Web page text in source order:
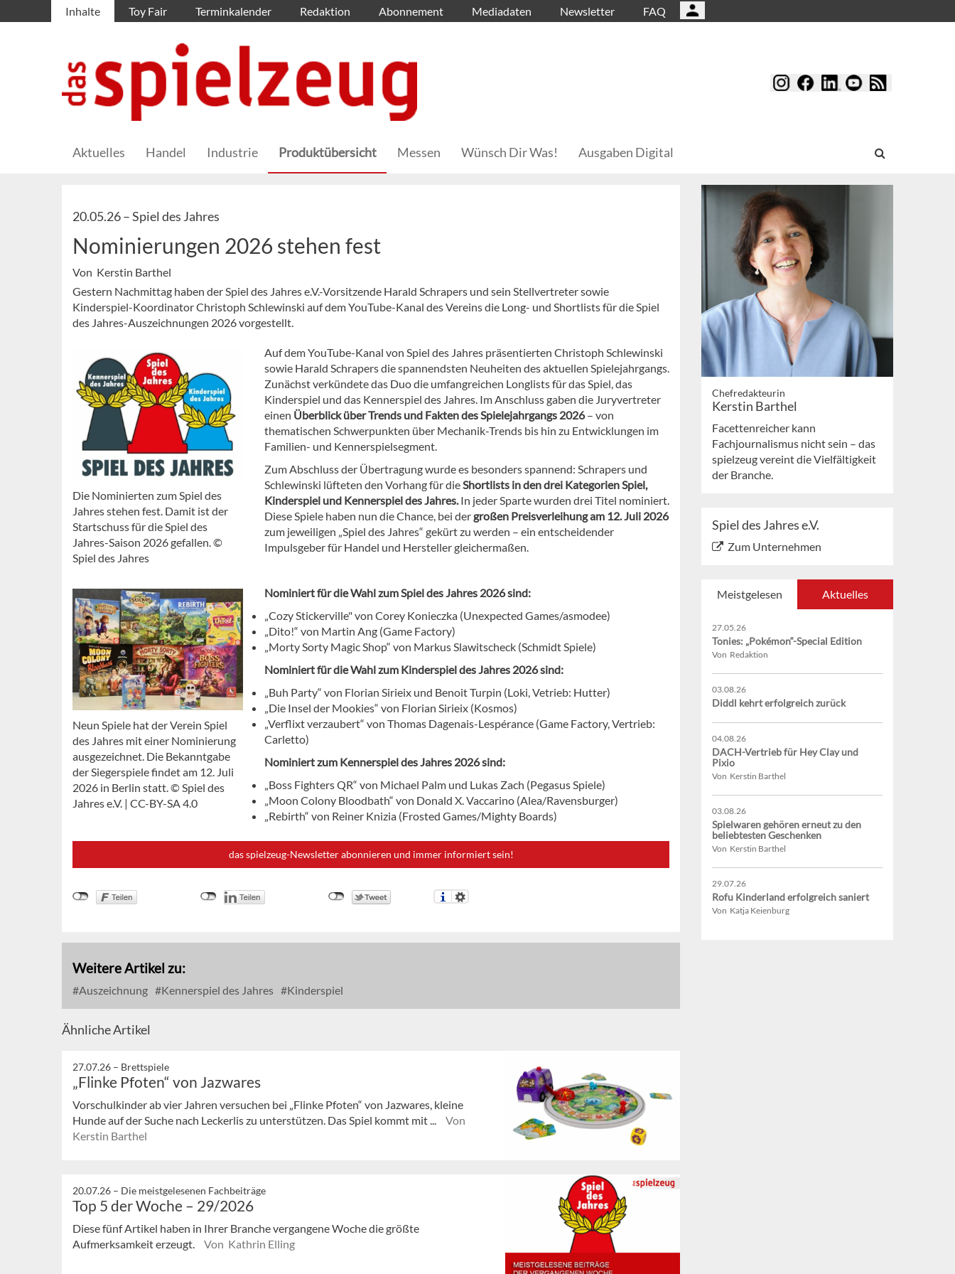
Inhalte Toy Fair Terminkalender Redaktion Abonnement Mediadaten Newsletter FAQ
Aktuelles Handel Industrie Produktübersicht Messen Wünsch Dir Was! Ausgaben Digital
20.05.26 –Spiel des Jahres
Nominierungen 2026 stehen fest
Von Kerstin Barthel
Gestern Nachmittag haben der Spiel des Jahres e.V.-Vorsitzende Harald Schrapers und sein Stellvertreter sowie
Kinderspiel-Koordinator Christoph Schlewinski auf dem YouTube-Kanal des Vereins die Long- und Shortlists für die Spiel
des Jahres-Auszeichnungen 2026 vorgestellt.
Die Nominierten zum Spiel des
Jahres stehen fest. Damit ist der
Startschuss für die Spiel des
Jahres-Saison 2026 gefallen. ©
Spiel des Jahres
Neun Spiele hat der Verein Spiel
des Jahres mit einer Nominierung
ausgezeichnet. Die Bekanntgabe
der Siegerspiele findet am 12. Juli
2026 in Berlin statt. © Spiel des
Jahres e.V. | CC-BY-SA 4.0
Auf dem YouTube-Kanal von Spiel des Jahres präsentierten Christoph Schlewinski
sowie Harald Schrapers die spannendsten Neuheiten des aktuellen Spielejahrgangs.
Zunächst verkündete das Duo die umfangreichen Longlists für das Spiel, das
Kinderspiel und das Kennerspiel des Jahres. Im Anschluss gaben die Juryvertreter
einen Überblick über Trends und Fakten des Spielejahrgangs 2026– von
thematischen Schwerpunkten über Mechanik-Trends bis hin zu Entwicklungen im
Familien- und Kennerspielsegment.
Zum Abschluss der Übertragung wurde es besonders spannend: Schrapers und
Schlewinski lüfteten den Vorhang für dieShortlists in den drei Kategorien Spiel,
Kinderspiel und Kennerspiel des Jahres.In jeder Sparte wurden drei Titel nominiert.
Diese Spiele haben nun die Chance, bei dergroßen Preisverleihung am 12. Juli 2026
zum jeweiligen „Spiel des Jahres“ gekürt zu werden – ein entscheidender
Impulsgeber für Handel und Hersteller gleichermaßen.
Nominiert für die Wahl zum Spiel des Jahres 2026 sind:
„Cozy Stickerville" von Corey Konieczka (Unexpected Games/asmodee)
„Dito!“ von Martin Ang (Game Factory)
„Morty Sorty Magic Shop“ von Markus Slawitscheck (Schmidt Spiele)
Nominiert für die Wahl zum Kinderspiel des Jahres 2026 sind:
„Buh Party“ von Florian Sirieix und Benoit Turpin (Loki, Vetrieb: Hutter)
„Die Insel der Mookies“ von Florian Sirieix (Kosmos)
„Verflixt verzaubert“ von Thomas Dagenais-Lespérance (Game Factory, Vertrieb:
Carletto)
Nominiert zum Kennerspiel des Jahres 2026 sind:
„Boss Fighters QR“ von Michael Palm und Lukas Zach (Pegasus Spiele)
„Moon Colony Bloodbath“ von Donald X. Vaccarino (Alea/Ravensburger)
„Rebirth“ von Reiner Knizia (Frosted Games/Mighty Boards)
das spielzeug-Newsletter abonnieren und immer informiert sein!
Weitere Artikel zu:
Auszeichnung Kennerspiel des Jahres Kinderspiel
Ähnliche Artikel
27.07.26 – Brettspiele
„Flinke Pfoten“ von Jazwares
Vorschulkinder ab vier Jahren versuchen bei „Flinke Pfoten“ von Jazwares, kleine
Hunde auf der Suche nach Leckerlis zu unterstützen. Das Spiel kommt mit ...
Von
Kerstin Barthel
20.07.26 – Die meistgelesenen Fachbeiträge
Top 5 der Woche – 29/2026
Diese fünf Artikel haben in Ihrer Branche vergangene Woche die größte
Aufmerksamkeit erzeugt.
Von Kathrin Elling
Chefredakteurin
Kerstin Barthel
Facettenreicher kann
Fachjournalismus nicht sein – das
spielzeug vereint die Vielfältigkeit
der Branche.
Spiel des Jahres e.V.
Zum Unternehmen
Meistgelesen Aktuelles
27.05.26
Tonies: „Pokémon“-Special Edition
Von Redaktion
03.08.26
Diddl kehrt erfolgreich zurück
04.08.26
DACH-Vertrieb für Hey Clay und
Pixio
Von Kerstin Barthel
03.08.26
Spielwaren gehören erneut zu den
beliebtesten Geschenken
Von Kerstin Barthel
29.07.26
Rofu Kinderland erfolgreich saniert
Von Katja Keienburg